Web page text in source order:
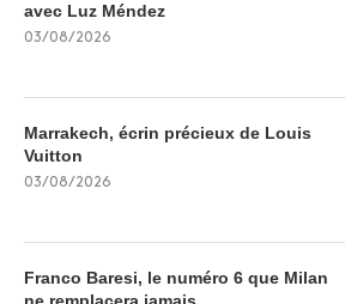
avec Luz Méndez
03/08/2026
Marrakech, écrin précieux de Louis
Vuitton
03/08/2026
Franco Baresi, le numéro 6 que Milan